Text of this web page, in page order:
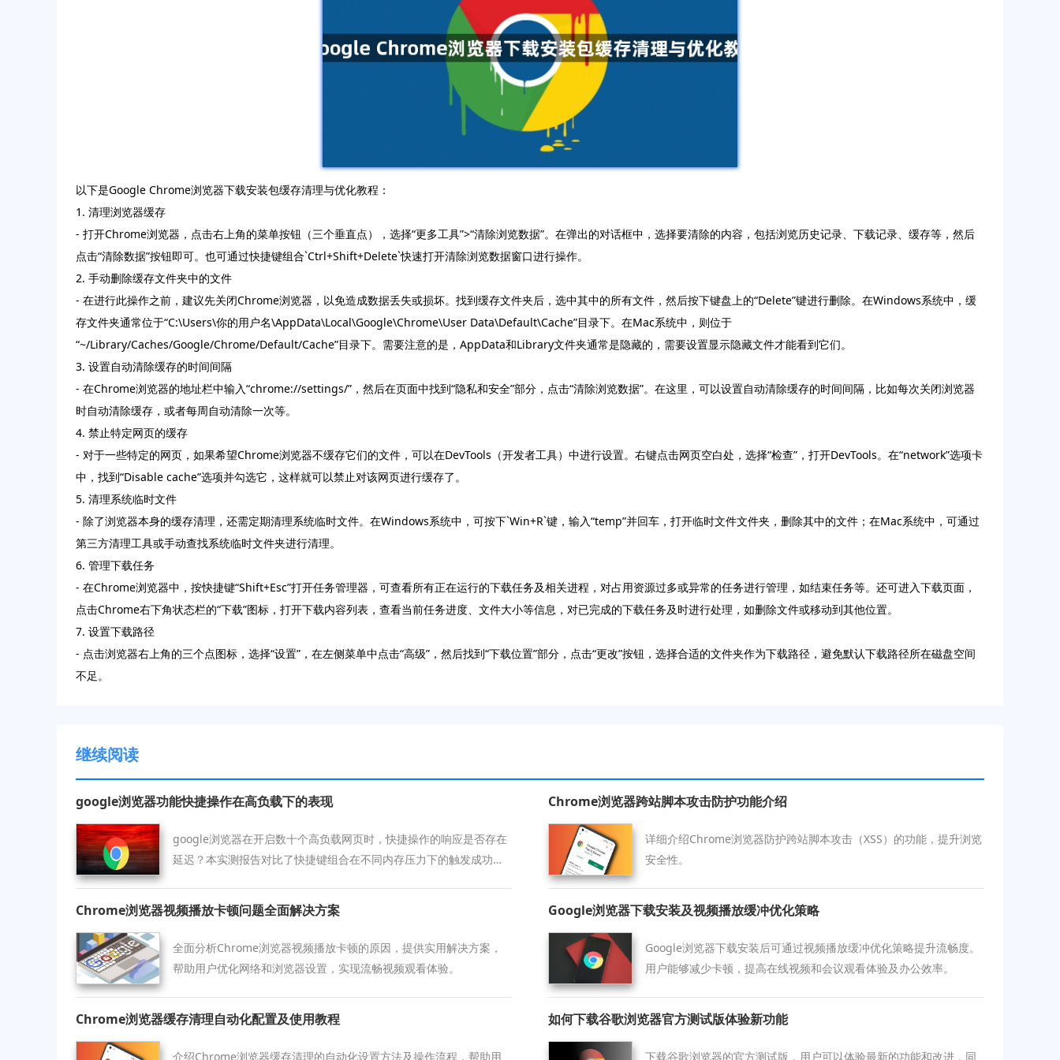
以下是Google Chrome浏览器下载安装包缓存清理与优化教程：
1. 清理浏览器缓存
- 打开Chrome浏览器，点击右上角的菜单按钮（三个垂直点），选择“更多工具”>“清除浏览数据”。在弹出的对话框中，选择要清除的内容，包括浏览历史记录、下载记录、缓存等，然后
点击“清除数据”按钮即可。也可通过快捷键组合`Ctrl+Shift+Delete`快速打开清除浏览数据窗口进行操作。
2. 手动删除缓存文件夹中的文件
- 在进行此操作之前，建议先关闭Chrome浏览器，以免造成数据丢失或损坏。找到缓存文件夹后，选中其中的所有文件，然后按下键盘上的“Delete”键进行删除。在Windows系统中，缓
存文件夹通常位于“C:\Users\你的用户名\AppData\Local\Google\Chrome\User Data\Default\Cache”目录下。在Mac系统中，则位于
“~/Library/Caches/Google/Chrome/Default/Cache”目录下。需要注意的是，AppData和Library文件夹通常是隐藏的，需要设置显示隐藏文件才能看到它们。
3. 设置自动清除缓存的时间间隔
- 在Chrome浏览器的地址栏中输入“chrome://settings/”，然后在页面中找到“隐私和安全”部分，点击“清除浏览数据”。在这里，可以设置自动清除缓存的时间间隔，比如每次关闭浏览器
时自动清除缓存，或者每周自动清除一次等。
4. 禁止特定网页的缓存
- 对于一些特定的网页，如果希望Chrome浏览器不缓存它们的文件，可以在DevTools（开发者工具）中进行设置。右键点击网页空白处，选择“检查”，打开DevTools。在“network”选项卡
中，找到“Disable cache”选项并勾选它，这样就可以禁止对该网页进行缓存了。
5. 清理系统临时文件
- 除了浏览器本身的缓存清理，还需定期清理系统临时文件。在Windows系统中，可按下`Win+R`键，输入“temp”并回车，打开临时文件文件夹，删除其中的文件；在Mac系统中，可通过
第三方清理工具或手动查找系统临时文件夹进行清理。
6. 管理下载任务
- 在Chrome浏览器中，按快捷键“Shift+Esc”打开任务管理器，可查看所有正在运行的下载任务及相关进程，对占用资源过多或异常的任务进行管理，如结束任务等。还可进入下载页面，
点击Chrome右下角状态栏的“下载”图标，打开下载内容列表，查看当前任务进度、文件大小等信息，对已完成的下载任务及时进行处理，如删除文件或移动到其他位置。
7. 设置下载路径
- 点击浏览器右上角的三个点图标，选择“设置”，在左侧菜单中点击“高级”，然后找到“下载位置”部分，点击“更改”按钮，选择合适的文件夹作为下载路径，避免默认下载路径所在磁盘空间
不足。
继续阅读
google浏览器功能快捷操作在高负载下的表现
google浏览器在开启数十个高负载网页时，快捷操作的响应是否存在
延迟？本实测报告对比了快捷键组合在不同内存压力下的触发成功率
套在高负载环境下依然能维持精准操控的操作逻辑，确保您的专业工
作流在复杂环境下依然能高效流转。
Chrome浏览器跨站脚本攻击防护功能介绍
详细介绍Chrome浏览器防护跨站脚本攻击（XSS）的功能，提升浏览
安全性。
Chrome浏览器视频播放卡顿问题全面解决方案
全面分析Chrome浏览器视频播放卡顿的原因，提供实用解决方案，
帮助用户优化网络和浏览器设置，实现流畅视频观看体验。
Google浏览器下载安装及视频播放缓冲优化策略
Google浏览器下载安装后可通过视频播放缓冲优化策略提升流畅度。
用户能够减少卡顿，提高在线视频和会议观看体验及办公效率。
Chrome浏览器缓存清理自动化配置及使用教程
介绍Chrome浏览器缓存清理的自动化设置方法及操作流程，帮助用
如何下载谷歌浏览器官方测试版体验新功能
下载谷歌浏览器的官方测试版，用户可以体验最新的功能和改进，同